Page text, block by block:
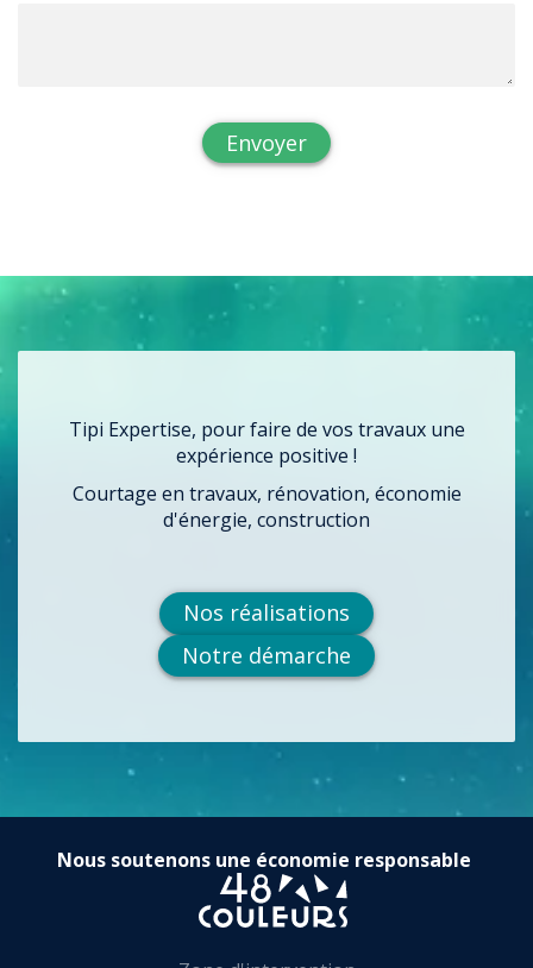
Envoyer
Tipi Expertise, pour faire de vos travaux une
expérience positive !
Courtage en travaux, rénovation, économie
d'énergie, construction
Nos réalisations
Notre démarche
Nous soutenons une économie responsable